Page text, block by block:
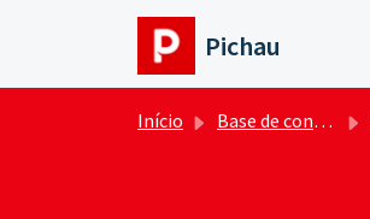
Ir para o conteúdo principal
Pichau
Início Base de conhecimento